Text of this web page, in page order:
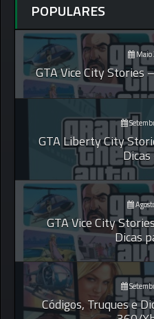
POPULARES
Maio
GTA Vice City Stories
GTA Liberty City
GTA Vice City
Dicas
Códigos, Truques e